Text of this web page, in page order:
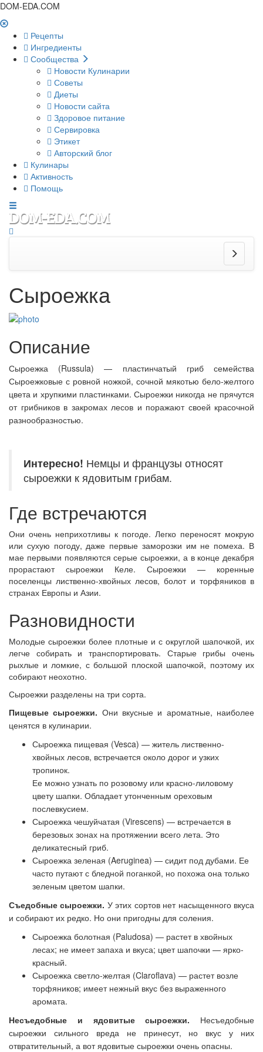
DOM-EDA.COM
Рецепты
Ингредиенты
Сообщества
Новости Кулинарии
Советы
Диеты
Новости сайта
Здоровое питание
Сервировка
Этикет
Авторский блог
Кулинары
Активность
Помощь
Сыроежка
Описание
Сыроежка (Russula) — пластинчатый гриб семейства
Сыроежковые с ровной ножкой, сочной мякотью бело-желтого
цвета и хрупкими пластинками. Сыроежки никогда не прячутся
от грибников в закромах лесов и поражают своей красочной
разнообразностью.
Интересно! Немцы и французы относят
сыроежки к ядовитым грибам.
Где встречаются
Они очень неприхотливы к погоде. Легко переносят мокрую
или сухую погоду, даже первые заморозки им не помеха. В
мае первыми появляются серые сыроежки, а в конце декабря
прорастают сыроежки Келе. Сыроежки — коренные
поселенцы лиственно-хвойных лесов, болот и торфяников в
странах Европы и Азии.
Разновидности
Молодые сыроежки более плотные и с округлой шапочкой, их
легче собирать и транспортировать. Старые грибы очень
рыхлые и ломкие, с большой плоской шапочкой, поэтому их
собирают неохотно.
Сыроежки разделены на три сорта.
Пищевые сыроежки. Они вкусные и ароматные, наиболее
ценятся в кулинарии.
Сыроежка пищевая (Vesca) — житель лиственно-
хвойных лесов, встречается около дорог и узких
тропинок.
Ее можно узнать по розовому или красно-лиловому
цвету шапки. Обладает утонченным ореховым
послевкусием.
Сыроежка чешуйчатая (Virescens) — встречается в
березовых зонах на протяжении всего лета. Это
деликатесный гриб.
Сыроежка зеленая (Aeruginea) — сидит под дубами. Ее
часто путают с бледной поганкой, но похожа она только
зеленым цветом шапки.
Съедобные сыроежки. У этих сортов нет насыщенного вкуса
и собирают их редко. Но они пригодны для соления.
Сыроежка болотная (Paludosa) — растет в хвойных
лесах; не имеет запаха и вкуса; цвет шапочки — ярко-
красный.
Сыроежка светло-желтая (Claroflava) — растет возле
торфяников; имеет нежный вкус без выраженного
аромата.
Несъедобные и ядовитые сыроежки. Несъедобные
сыроежки сильного вреда не принесут, но вкус у них
отвратительный, а вот ядовитые сыроежки очень опасны.